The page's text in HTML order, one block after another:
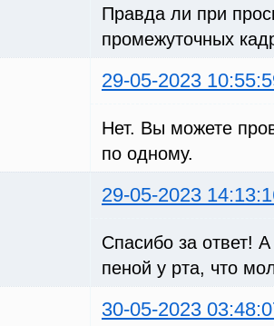
Правда ли при
промежуточных
29-05-2023
Нет. Вы можете
по одному.
29-05-2023
Спасибо за ответ!
пеной у рта, что
30-05-2023